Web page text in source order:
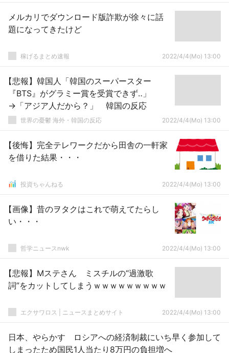
メルカリでダウンロード版詐欺が徐々に話
題になってきたけど
稼げるまとめ速報 2022/4/4(Mo) 13:00
【悲報】韓国人「韓国のスーパースター
『BTS』がグラミー賞を受賞できず‥」
→「アジア人だから？」 韓国の反応
世界の憂鬱 海外・韓国の反応 2022/4/4(Mo) 13:00
【後悔】完全テレワークだから田舎の一軒家
を借りた結果・・・
投資ちゃんねる 2022/4/4(Mo) 13:00
【画像】昔のヲタクはこれで萌えてたらし
い・・・
哲学ニュースnwk 2022/4/4(Mo) 13:00
【悲報】Mステさん ミスチルの“過激歌
詞”をカットしてしまうｗｗｗｗｗｗｗｗｗ
エクサワロス | ニュースまとめサイト 2022/4/4(Mo) 13:00
日本、やらかす ロシアへの経済制裁にいち早く参加して
しまったため国民1人当たり8万円の負担増へ